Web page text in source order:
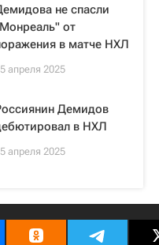
не спасли
от
в матче НХЛ
апреля 2025
Демидов
в НХЛ
апреля 2025